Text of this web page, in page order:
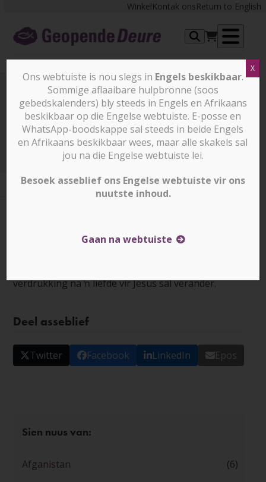
content
WinkelKontak onsReturn to English
Prayer Points
Prayer Points 9 Januarie 2026
verdrukking na ŉ liefde vir Jesus sal verander.
Deel asseblief
Twitter Facebook LinkedIn Epos
Sien nuus van:
Afganistan (6)
Ons webtuiste is nou slegs in Engels beskikbaar.
Sommige aflaaibare hulpbronne (soos
gebedskalenders) bly steeds in Engels en Afrikaans
beskikbaar op die Engelse webtuiste. E-posse en
WhatsApp-boodskappe sal steeds in beide Engels
en Afrikaans beskikbaar wees, maar alle skakels sal
jou na die Engelse webtuiste lei.
Besoek asseblief ons Engelse webtuiste vir ons
nuutste inhoud.
Gaan na webtuiste
X